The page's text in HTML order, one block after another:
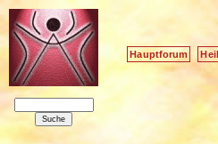
Hauptforum